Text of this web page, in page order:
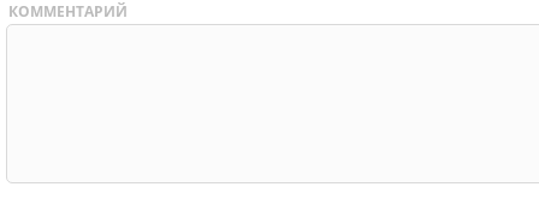
КОММЕНТАРИЙ